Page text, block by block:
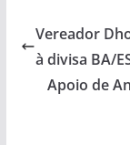
Vereador
à divisa BA/
Apoio de